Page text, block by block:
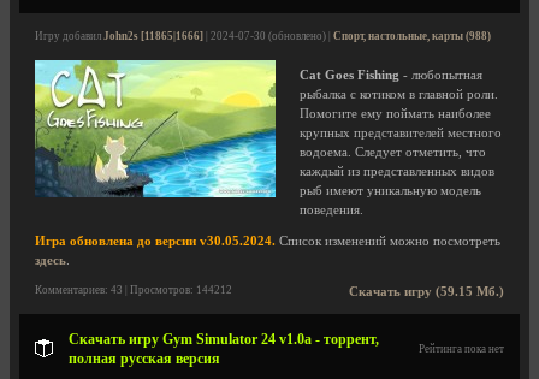
Игру добавил John2s [11865|1666] | 2024-07-30 (обновлено) | Спорт, настольные, карты (988)
Cat Goes Fishing - любопытная
рыбалка с котиком в главной роли.
Помогите ему поймать наиболее
крупных представителей местного
водоема. Следует отметить, что
каждый из представленных видов
рыб имеют уникальную модель
поведения.
Игра обновлена до версии v30.05.2024. Список изменений можно посмотреть
здесь
Скачать игру (59.15 Мб.)
Комментариев: 43 | Просмотров: 144212
Скачать игру Gym Simulator 24 v1.0a - торрент,
полная русская версия
Рейтинга пока нет